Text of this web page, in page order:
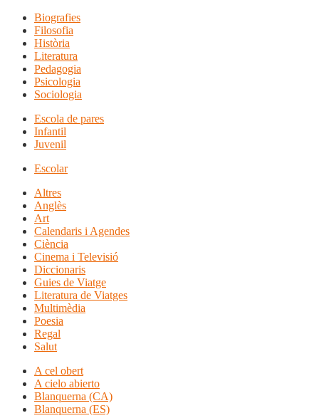
Biografies
Filosofia
Història
Literatura
Pedagogia
Psicologia
Sociologia
Escola de pares
Infantil
Juvenil
Escolar
Altres
Anglès
Art
Calendaris i Agendes
Ciència
Cinema i Televisió
Diccionaris
Guies de Viatge
Literatura de Viatges
Multimèdia
Poesia
Regal
Salut
A cel obert
A cielo abierto
Blanquerna (CA)
Blanquerna (ES)